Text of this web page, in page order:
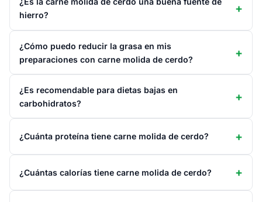
hierro?
¿Cómo puedo reducir la grasa en mis
preparaciones con carne molida de cerdo?
¿Es recomendable para dietas bajas en
carbohidratos?
¿Cuánta proteína tiene carne molida de cerdo?
¿Cuántas calorías tiene carne molida de cerdo?